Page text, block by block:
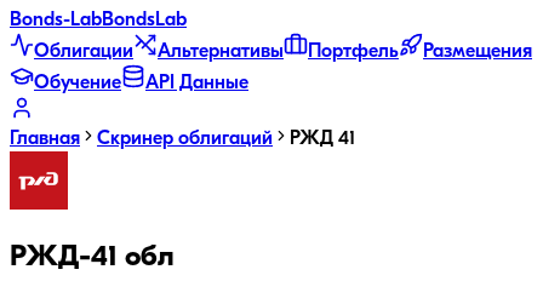
Bonds-LabBondsLab
Облигации
Альтернативы Портфель
Размещения
Обучение
API Данные
Главная Скринер облигаций РЖД 41
РЖД-41 обл